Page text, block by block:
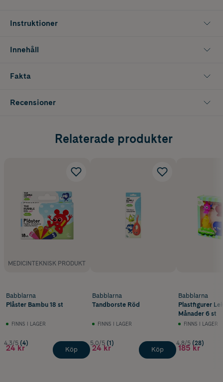
Instruktioner
Innehåll
Fakta
Recensioner
Relaterade produkter
MEDICINTEKNISK PRODUKT
Babblarna
Plåster Bambu 18 st
FINNS I LAGER
4.3/5 (4)
24 kr Köp
Babblarna
Tandborste Röd
FINNS I LAGER
5.0/5 (1)
24 kr Köp
Babblarna
Plastfigurer
Månader 6 st
FINNS I LAGER
4.8/5 (28)
185 kr